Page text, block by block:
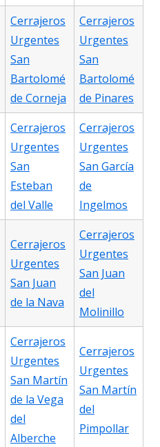
Cerrajeros
Urgentes
San
Bartolomé
de Corneja
Cerrajeros
Urgentes
San
Bartolomé
de Pinares
Cerrajeros
Urgentes
San
Esteban
del Valle
Cerrajeros
Urgentes
San García
de
Ingelmos
Cerrajeros
Urgentes
San Juan
de la Nava
Cerrajeros
Urgentes
San Juan
del
Molinillo
Cerrajeros
Urgentes
San Martín
de la Vega
del
Alberche
Cerrajeros
Urgentes
San Martín
del
Pimpollar